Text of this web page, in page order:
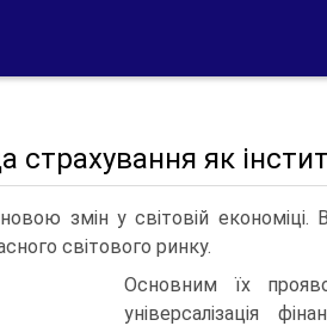
страхування як
змін у світовій
світового ринку.
Основним їх
універсалізація